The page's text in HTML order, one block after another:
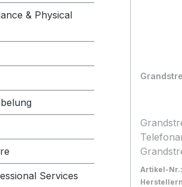
& Physical
Services
(Check-
jedem
ist,
eine
weniger
Telefonanlage
Lösung
Artikel-Nr.: